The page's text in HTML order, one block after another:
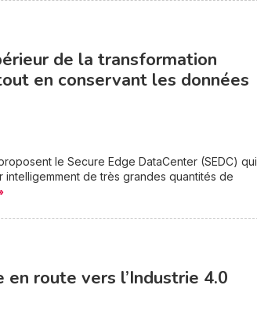
de la transformation
en conservant les données
le Secure Edge DataCenter (SEDC) qui
de très grandes quantités de
en route vers l’Industrie 4.0